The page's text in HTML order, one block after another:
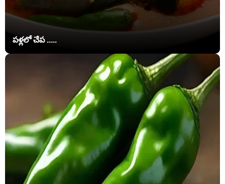
పళ్లలో చేప .....